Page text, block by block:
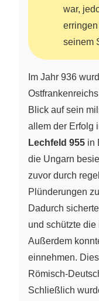
war,
seinem
Im Jahr 936
Blick auf sein
allem der Erfolg
Lechfeld 955 in
die Ungarn
zuvor durch
Plünderungen
Dadurch
und schützte
Außerdem
einnehmen.
Römisch-
Schließlich